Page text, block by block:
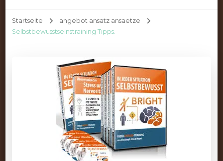
Startseite
angebot ansatz ansaetze
Selbstbewusstseinstraining Tipps.